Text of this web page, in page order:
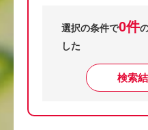
選択の条件で0件
した
検索